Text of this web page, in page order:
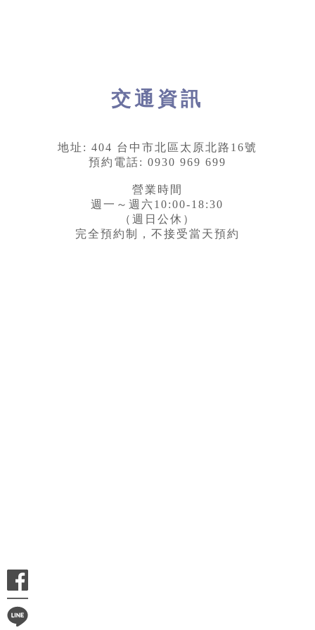
交通資訊
地址: 404 台中市北區太原北路16號
預約電話: 0930 969 699
營業時間
週一～週六10:00-18:30
（週日公休）
完全預約制，不接受當天預約